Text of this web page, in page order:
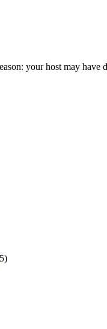
your host may have